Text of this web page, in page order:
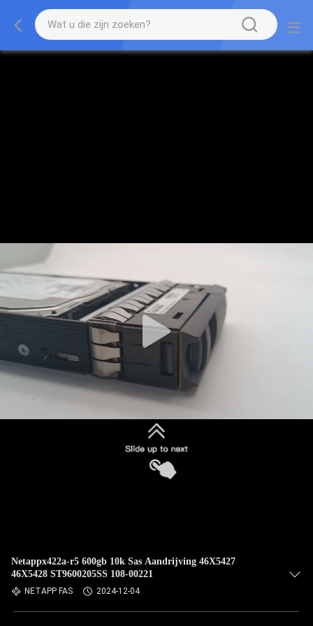
Netappx422a-r5 600gb 10k Sas Aandrijving 46X5427
46X5428 ST9600205SS 108-00221
NETAPP FAS 2024-12-04